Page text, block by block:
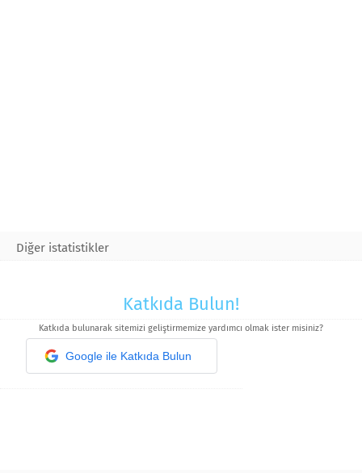
Diğer istatistikler
Katkıda Bulun!
Katkıda bulunarak sitemizi geliştirmemize yardımcı olmak ister misiniz?
Google ile Katkıda Bulun